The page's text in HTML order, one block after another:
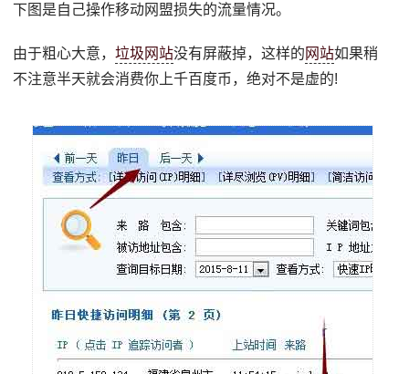
下图是自己操作移动网盟损失的流量情况。
由于粗心大意，垃圾网站没有屏蔽掉，这样的 网站如果稍
不注意半天就会消费你上千百度币，绝对不是虚的!